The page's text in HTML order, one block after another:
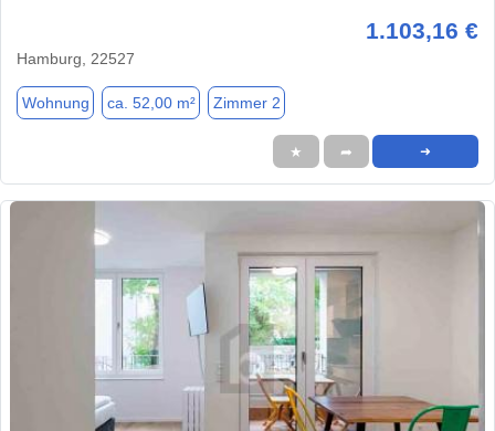
1.103,16 €
Hamburg, 22527
Wohnung ca. 52,00 m² Zimmer 2
★ ➦ ➜